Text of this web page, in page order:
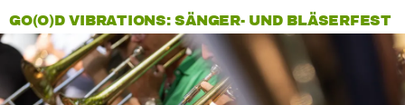
GO(O)D VIBRATIONS: SÄNGER- UND BLÄSERFEST